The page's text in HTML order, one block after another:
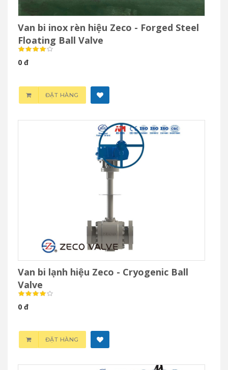
Van bi inox rèn hiệu Zeco - Forged Steel
Floating Ball Valve
0 đ
ĐẶT HÀNG
Van bi lạnh hiệu Zeco - Cryogenic Ball
Valve
0 đ
ĐẶT HÀNG